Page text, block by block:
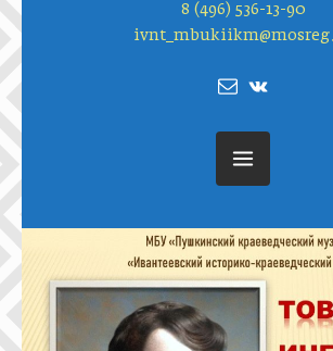
8 (496) 536-13-90